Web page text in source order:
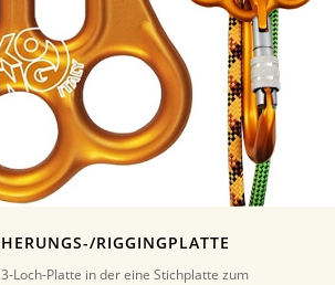
RIGGINGPLATTE
Loch-Platte in der eine Stichplatte zum